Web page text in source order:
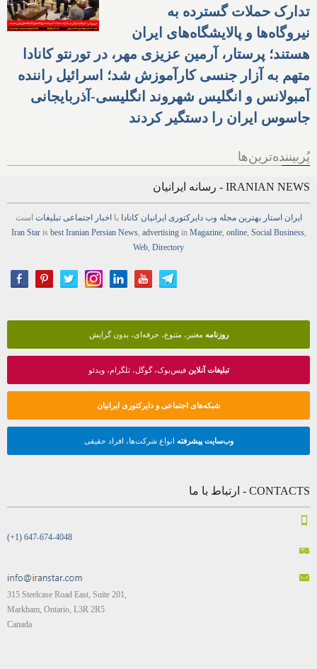
تدارک حملات گسترده به
نیروگاه‌ها و پالایشگاه‌های ایران
هستند؛ پرستار، آرمین عزیزی مهر، در تورنتو کانادا
متهم به آزار جنسی کارآموزش شد؛ اسرائیل راننده
آمبولانس و انگلیس شهروند انگلیسی-آذربایجانی
جاسوس ایران را دستگیر کردند
پُربیننده‌ترین‌ها
IRANIAN NEWS - رسانه ایرانیان
ایران استار بهترین مجله وب دایرکتوری ایرانیان کانادا با اخبار اجتماعی تبلیغات است
Iran Staris best Iranian Persian News, advertisingin Magazine, online, Social Business,
Web, Directory
روزنامه معتبر، متنوع، حرفه‌ای، بدون گرایش
تبلیغات آنلاینفیس‌بوک، گوگل، تلگرام، ویدئو
شبکه‌های اجتماعی و دایرکتوری ایرانیان
وب‌سایت پیشرفته انواع شرکت‌ها، افراد حقیقی
CONTACTS - ارتباط با ما
(+1) 647-674-4048
315 Steelcase Road East, Suite 201,
Markham, Ontario, L3R 2R5
Canada